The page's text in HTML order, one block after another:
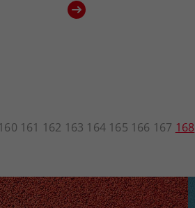
160 161 162 163 164 165 166 167 168